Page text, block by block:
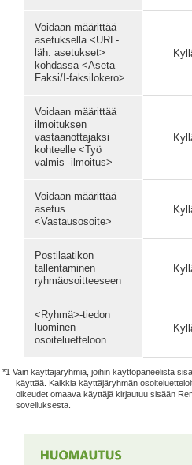
Voidaan määrittää
asetuksella <URL-
läh. asetukset>
kohdassa <Aseta
Faksi/I-faksilokero>
Voidaan määrittää
ilmoituksen
vastaanottajaksi
kohteelle <Työ
valmis -ilmoitus>
Voidaan määrittää
asetus
<Vastausosoite>
Postilaatikon
tallentaminen
ryhmäosoitteeseen
<Ryhmä>-tiedon
luominen
osoiteluetteloon
*1 Vain käyttäjäryhmiä, joihin käyttöpaneelista
käyttää. Kaikkia käyttäjäryhmän
oikeudet omaava käyttäjä kirjautuu sisään
sovelluksesta.